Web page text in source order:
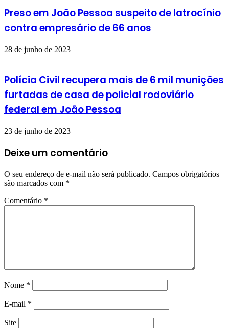
Preso em João Pessoa suspeito de latrocínio
contra empresário de 66 anos
28 de junho de 2023
Polícia Civil recupera mais de 6 mil munições
furtadas de casa de policial rodoviário
federal em João Pessoa
23 de junho de 2023
Deixe um comentário
O seu endereço de e-mail não será publicado. Campos obrigatórios
são marcados com *
Comentário *
Nome *
E-mail *
Site